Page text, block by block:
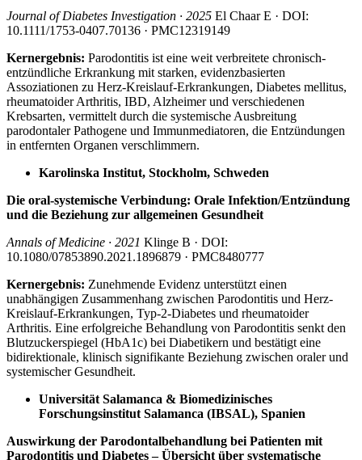
Journal of Diabetes Investigation · 2025 El Chaar E · DOI:
10.1111/1753-0407.70136 · PMC12319149
Kernergebnis: Parodontitis ist eine weit verbreitete chronisch-
entzündliche Erkrankung mit starken, evidenzbasierten
Assoziationen zu Herz-Kreislauf-Erkrankungen, Diabetes mellitus,
rheumatoider Arthritis, IBD, Alzheimer und verschiedenen
Krebsarten, vermittelt durch die systemische Ausbreitung
parodontaler Pathogene und Immunmediatoren, die Entzündungen
in entfernten Organen verschlimmern.
Karolinska Institut, Stockholm, Schweden
Die oral-systemische Verbindung: Orale Infektion/Entzündung
und die Beziehung zur allgemeinen Gesundheit
Annals of Medicine · 2021 Klinge B · DOI:
10.1080/07853890.2021.1896879 · PMC8480777
Kernergebnis: Zunehmende Evidenz unterstützt einen
unabhängigen Zusammenhang zwischen Parodontitis und Herz-
Kreislauf-Erkrankungen, Typ-2-Diabetes und rheumatoider
Arthritis. Eine erfolgreiche Behandlung von Parodontitis senkt den
Blutzuckerspiegel (HbA1c) bei Diabetikern und bestätigt eine
bidirektionale, klinisch signifikante Beziehung zwischen oraler und
systemischer Gesundheit.
Universität Salamanca & Biomedizinisches
Forschungsinstitut Salamanca (IBSAL), Spanien
Auswirkung der Parodontalbehandlung bei Patienten mit
Parodontitis und Diabetes – Übersicht über systematische